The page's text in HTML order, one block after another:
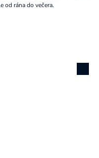
od rána do večera.